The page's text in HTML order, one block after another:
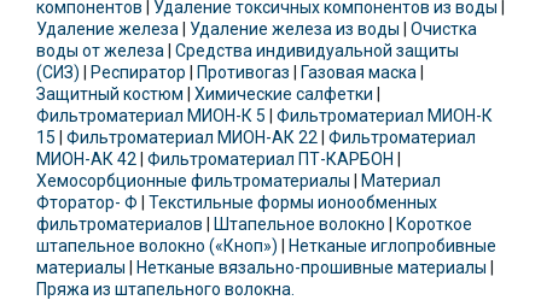
компонентов | Удаление токсичных компонентов из воды |
Удаление железа | Удаление железа из воды | Очистка
воды от железа | Средства индивидуальной защиты
(СИЗ) | Респиратор | Противогаз | Газовая маска |
Защитный костюм | Химические cалфетки |
Фильтроматериал МИОН-К 5 | Фильтроматериал МИОН-К
15 | Фильтроматериал МИОН-АК 22 | Фильтроматериал
МИОН-АК 42 | Фильтроматериал ПТ-КАРБОН |
Хемосорбционные фильтроматериалы | Материал
Фторатор- Ф | Текстильные формы ионообменных
фильтроматериалов | Штапельное волокно | Короткое
штапельное волокно («Кноп») | Нетканые иглопробивные
материалы | Нетканые вязально-прошивные материалы |
Пряжа из штапельного волокна.